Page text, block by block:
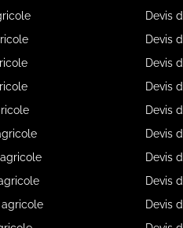
Devis
Devis
Devis
Devis
Devis
Devis
Devis
Devis
Devis